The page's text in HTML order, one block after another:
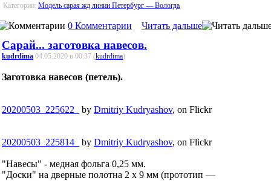
Категории: Модель сарая жд линии Петербург — Вологда
0 Комментарии Читать дальше
Сарай... заготовка навесов.
kudrdima 04.05.2020 в 00:37 (kudrdima)
Заготовка навесов (петель).
20200503_225622_ by Dmitriy Kudryashov, on Flickr
20200503_225814_ by Dmitriy Kudryashov, on Flickr
"Навесы" - медная фольга 0,25 мм.
"Доски" на дверные полотна 2 x 9 мм (прототип —